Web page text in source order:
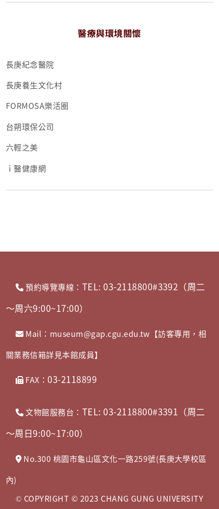
醫療與環境關懷
長庚紀念醫院
長庚養生文化村
FORMOSA樂活圈
台朔環保公司
六輕之美
ｉ醫健康網
預約導覽專線： TEL: 03-2118800#3392（周二
～周六9:00~17:00）
Mail：museum@gap.cgu.edu.tw【訪客專用，相
關業務信箱詳見本館成員】
FAX： 03-2118899
文物館服務台： TEL: 03-2118800#3391（周二
～周日9:00~17:00）
No.300 桃園市龜山區文化一路259號(長庚大學校區
內)
© COPYRIGHT © 2023 CHANG GUNG UNIVERSITY